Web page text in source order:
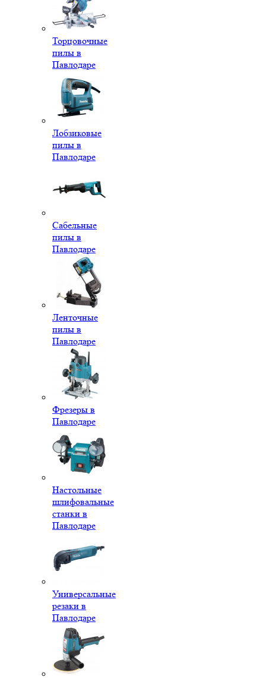
Торцовочные
пилы в
Павлодаре
Лобзиковые
пилы в
Павлодаре
Сабельные
пилы в
Павлодаре
Ленточные
пилы в
Павлодаре
Фрезеры в
Павлодаре
Настольные
шлифовальные
станки в
Павлодаре
Универсальные
резаки в
Павлодаре